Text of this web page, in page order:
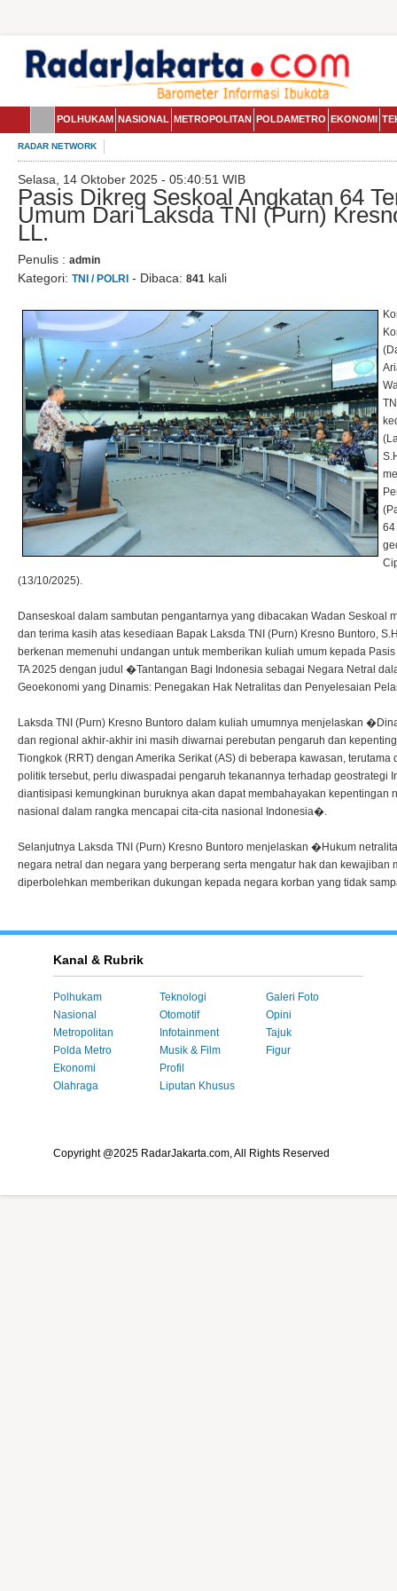
POLHUKAM NASIONAL METROPOLITAN POLDAMETRO EKONOMI
RADAR NETWORK
Selasa, 14 Oktober 2025 - 05:40:51 WIB
Pasis Dikreg Seskoal Angkatan 64
Umum Dari Laksda TNI (Purn)
LL.
Penulis : admin
Kategori: TNI / POLRI - Dibaca: 841 kali
64
(13/10/2025).
Danseskoal dalam sambutan pengantarnya yang dibacakan Wadan Seskoal
dan terima kasih atas kesediaan Bapak Laksda TNI (Purn) Kresno Buntoro,
berkenan memenuhi undangan untuk memberikan kuliah umum kepada
TA 2025 dengan judul �Tantangan Bagi Indonesia sebagai Negara Netral
Geoekonomi yang Dinamis: Penegakan Hak Netralitas dan Penyelesaian
Laksda TNI (Purn) Kresno Buntoro dalam kuliah umumnya menjelaskan
dan regional akhir-akhir ini masih diwarnai perebutan pengaruh dan
Tiongkok (RRT) dengan Amerika Serikat (AS) di beberapa kawasan,
politik tersebut, perlu diwaspadai pengaruh tekanannya terhadap geostrategi
diantisipasi kemungkinan buruknya akan dapat membahayakan kepentingan
nasional dalam rangka mencapai cita-cita nasional Indonesia�.
Selanjutnya Laksda TNI (Purn) Kresno Buntoro menjelaskan �Hukum
negara netral dan negara yang berperang serta mengatur hak dan kewajiban
diperbolehkan memberikan dukungan kepada negara korban yang tidak
Kanal & Rubrik
Polhukam
Nasional
Metropolitan
Polda Metro
Ekonomi
Olahraga
Teknologi
Otomotif
Infotainment
Musik & Film
Profil
Liputan Khusus
Galeri Foto
Opini
Tajuk
Figur
Copyright @2025 RadarJakarta.com, All Rights Reserved